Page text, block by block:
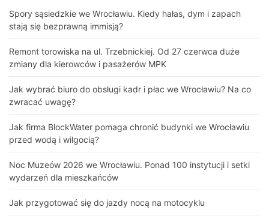
Spory sąsiedzkie we Wrocławiu. Kiedy hałas, dym i zapach
stają się bezprawną immisją?
Remont torowiska na ul. Trzebnickiej. Od 27 czerwca duże
zmiany dla kierowców i pasażerów MPK
Jak wybrać biuro do obsługi kadr i płac we Wrocławiu? Na co
zwracać uwagę?
Jak firma BlockWater pomaga chronić budynki we Wrocławiu
przed wodą i wilgocią?
Noc Muzeów 2026 we Wrocławiu. Ponad 100 instytucji i setki
wydarzeń dla mieszkańców
Jak przygotować się do jazdy nocą na motocyklu